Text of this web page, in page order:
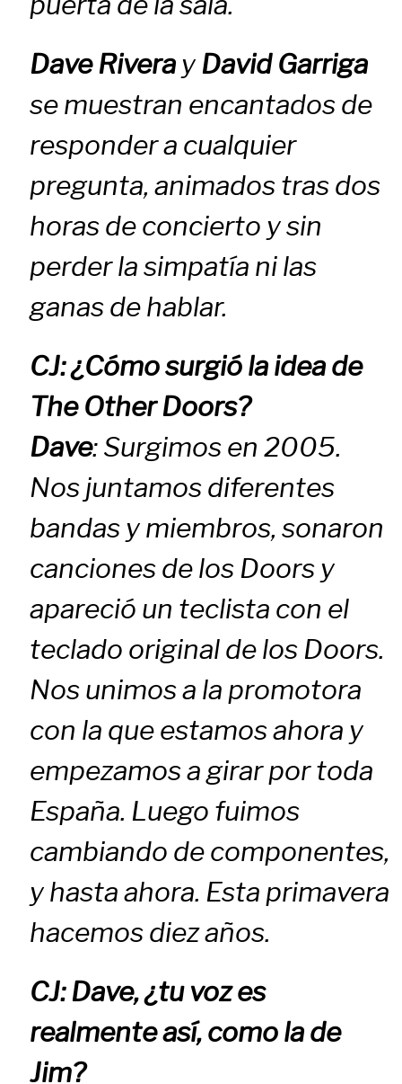
Dave RiverayDavid Garriga
se muestran encantados de
responder a cualquier
pregunta, animados tras dos
horas de concierto y sin
perder la simpatía ni las
ganas de hablar.
CJ: ¿Cómo surgió la idea de
The Other Doors?
Dave: Surgimos en 2005.
Nos juntamos diferentes
bandas y miembros, sonaron
canciones de los Doors y
apareció un teclista con el
teclado original de los Doors.
Nos unimos a la promotora
con la que estamos ahora y
empezamos a girar por toda
España. Luego fuimos
cambiando de componentes,
y hasta ahora. Esta primavera
hacemos diez años.
CJ: Dave, ¿tu voz es
realmente así, como la de
Jim?